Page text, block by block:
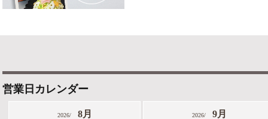
営業日カレンダー
2026/ 8月 2026/ 9月